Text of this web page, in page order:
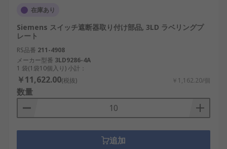
在庫あり
Siemens スイッチ遮断器取り付け部品, 3LD ラベリングプ
レート
RS品番 211-4908
メーカー型番 3LD9286-4A
1 袋(1袋10個入り) 小計：
￥11,622.00(税抜) ￥1,162.20/個
数量
追加